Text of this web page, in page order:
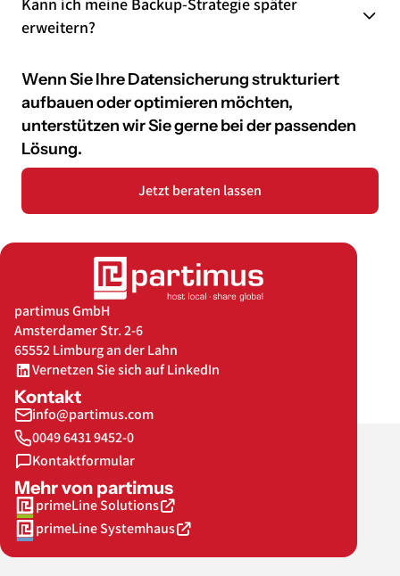
Kann ich meine Backup-Strategie später
erweitern?
Wenn Sie Ihre Datensicherung strukturiert
aufbauen oder optimieren möchten,
unterstützen wir Sie gerne bei der passenden
Lösung.
Jetzt beraten lassen
partimus GmbH
Amsterdamer Str. 2-6
65552 Limburg an der Lahn
Vernetzen Sie sich auf LinkedIn
Kontakt
info@partimus.com
0049 6431 9452-0
Kontaktformular
Mehr von partimus
primeLine Solutions
primeLine Systemhaus